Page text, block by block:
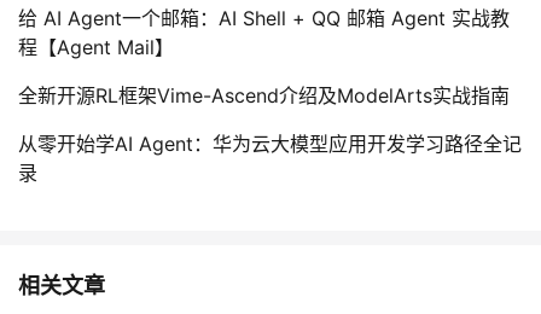
给 AI Agent一个邮箱：AI Shell + QQ 邮箱 Agent 实战教
程【Agent Mail】
全新开源RL框架Vime-Ascend介绍及ModelArts实战指南
从零开始学AI Agent：华为云大模型应用开发学习路径全记
录
相关文章